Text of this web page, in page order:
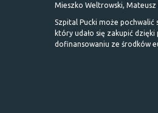
Mieszko Weltrowski, Mateusz
Szpital Pucki może
który udało się zakupić
dofinansowaniu ze środków